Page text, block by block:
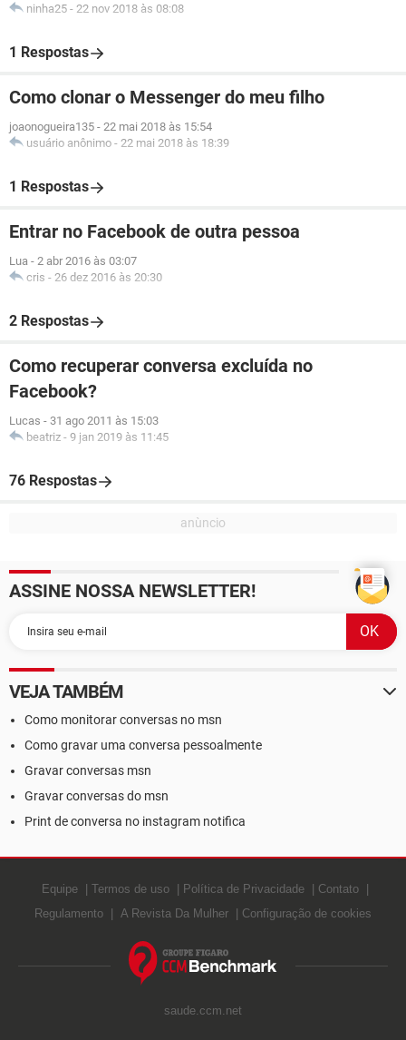
ninha25 - 22 nov 2018 às 08:08
1 Respostas
Como clonar o Messenger do meu filho
joaonogueira135 - 22 mai 2018 às 15:54
usuário anônimo - 22 mai 2018 às 18:39
1 Respostas
Entrar no Facebook de outra pessoa
Lua - 2 abr 2016 às 03:07
cris - 26 dez 2016 às 20:30
2 Respostas
Como recuperar conversa excluída no
Facebook?
Lucas - 31 ago 2011 às 15:03
beatriz - 9 jan 2019 às 11:45
76 Respostas
ASSINE NOSSA NEWSLETTER!
VEJA TAMBÉM
Como monitorar conversas no msn
Como gravar uma conversa pessoalmente
Gravar conversas msn
Gravar conversas do msn
Print de conversa no instagram notifica
Equipe Termos de uso Política de Privacidade
Contato
Regulamento
A Revista Da Mulher Configuração de cookies
saude.ccm.net